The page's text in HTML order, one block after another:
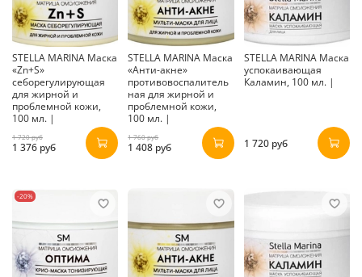
STELLA MARINA Маска
«Zn+S»
себорегулирующая
для жирной и
проблемной кожи,
100 мл. |
1 720 руб
1 376 руб
STELLA MARINA Маска
«Анти-акне»
противовоспалитель
ная для жирной и
проблемной кожи,
100 мл. |
1 760 руб
1 408 руб
STELLA MARINA Маска
успокаивающая
Каламин, 100 мл. |
1 720 руб
-20%